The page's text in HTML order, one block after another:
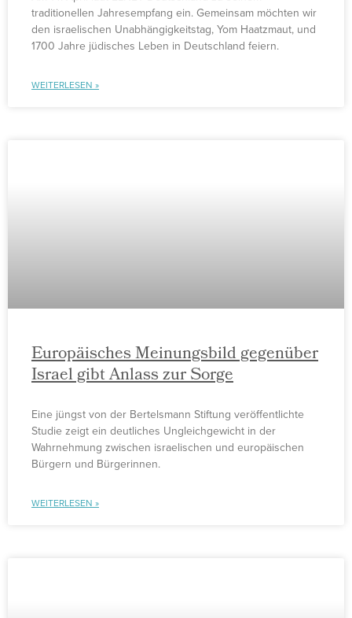
traditionellen Jahresempfang ein. Gemeinsam möchten wir
den israelischen Unabhängigkeitstag, Yom Haatzmaut, und
1700 Jahre jüdisches Leben in Deutschland feiern.
WEITERLESEN »
Europäisches Meinungsbild gegenüber
Israel gibt Anlass zur Sorge
Eine jüngst von der Bertelsmann Stiftung veröffentlichte
Studie zeigt ein deutliches Ungleichgewicht in der
Wahrnehmung zwischen israelischen und europäischen
Bürgern und Bürgerinnen.
WEITERLESEN »